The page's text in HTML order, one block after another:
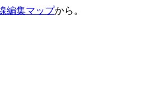
編集マップから。